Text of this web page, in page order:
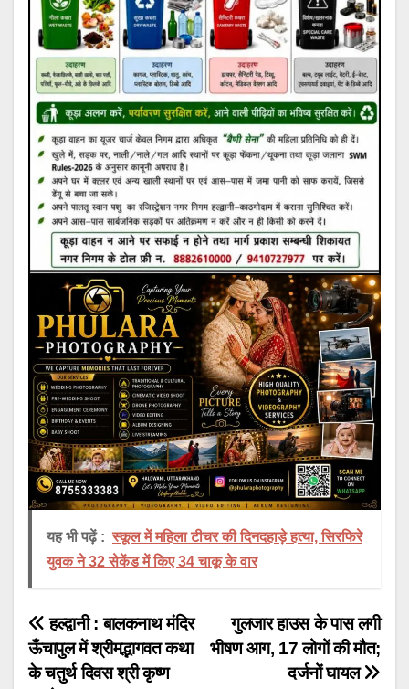
यह भी पढ़ें : स्कूल में महिला टीचर की दिनदहाड़े हत्या, सिरफिरे
युवक ने 32 सेकेंड में किए 34 चाकू के वार
Post
navigation
गुलजार हाउस के पास लगी
भीषण आग, 17 लोगों की मौत;
दर्जनों घायल
हल्द्वानी : बालकनाथ मंदिर
ऊँचापुल में श्रीमद्भागवत कथा
के चतुर्थ दिवस श्री कृष्ण